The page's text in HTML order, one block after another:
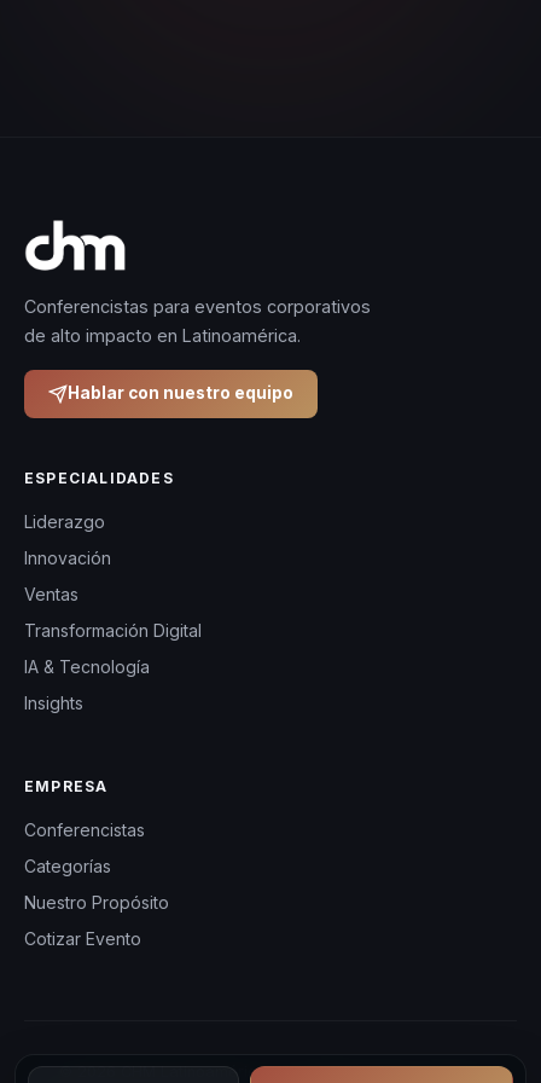
Conferencistas para eventos corporativos
de alto impacto en Latinoamérica.
Hablar con nuestro equipo
ESPECIALIDADES
Liderazgo
Innovación
Ventas
Transformación Digital
IA & Tecnología
Insights
EMPRESA
Conferencistas
Categorías
Nuestro Propósito
Cotizar Evento
© 2026 CHM Latinoamérica — Conferencistas y eventos